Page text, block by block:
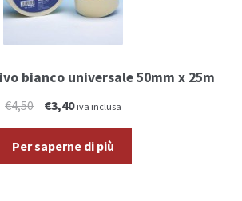
bianco universale 50mm x 25m
€4,50 €3,40 iva inclusa
Per saperne di più